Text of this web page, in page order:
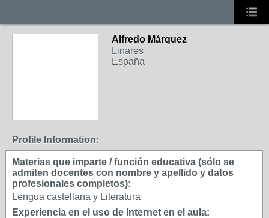
Alfredo Márquez
Linares
España
Profile Information:
Materias que imparte / función educativa (sólo se
admiten docentes con nombre y apellido y datos
profesionales completos):
Lengua castellana y Literatura
Experiencia en el uso de Internet en el aula: